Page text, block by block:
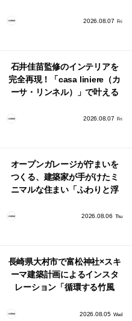
2026.08.07 Fri
石井佳苗監修のインテリアを
完全再現！「casa liniere（カ
ーサ・リンネル）」で叶える
2026.08.07 Fri
オープンガレージが佇まいを
つくる、建築家が手がけたミ
ニマルな住まい「ふわりと浮
2026.08.06 Thu
長崎県大村市で富松神社×スキ
ーマ建築計画によるインスタ
レーション「循環する竹風
2026.08.05 Wed